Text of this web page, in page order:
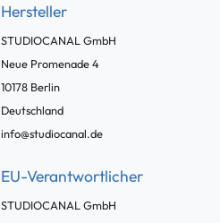
Hersteller
STUDIOCANAL GmbH
Neue Promenade4
10178 Berlin
Deutschland
info@studiocanal.de
EU-Verantwortlicher
STUDIOCANAL GmbH